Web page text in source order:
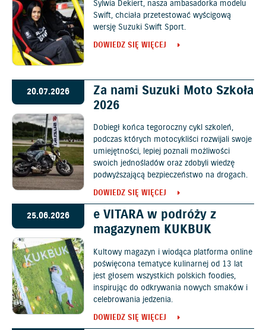
Sylwia Dekiert, nasza ambasadorka modelu
Swift, chciała przetestować wyścigową
wersję Suzuki Swift Sport.
DOWIEDZ SIĘ WIĘCEJ
20.07.2026
Za nami Suzuki Moto Szkoła
2026
Dobiegł końca tegoroczny cykl szkoleń,
podczas których motocykliści rozwijali swoje
umiejętności, lepiej poznali możliwości
swoich jednośladów oraz zdobyli wiedzę
podwyższającą bezpieczeństwo na drogach.
DOWIEDZ SIĘ WIĘCEJ
25.06.2026
e VITARA w podróży z
magazynem KUKBUK
Kultowy magazyn i wiodąca platforma online
poświęcona tematyce kulinarnej od 13 lat
jest głosem wszystkich polskich foodies,
inspirując do odkrywania nowych smaków i
celebrowania jedzenia.
DOWIEDZ SIĘ WIĘCEJ